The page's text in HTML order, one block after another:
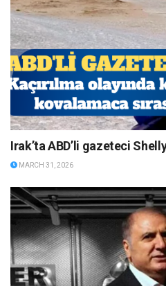
Irak’ta ABD’li gazeteci
MARCH 31, 2026